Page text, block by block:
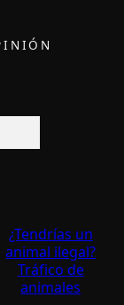
¿Tendrí­as un
animal ilegal?
Tráfico de
animales